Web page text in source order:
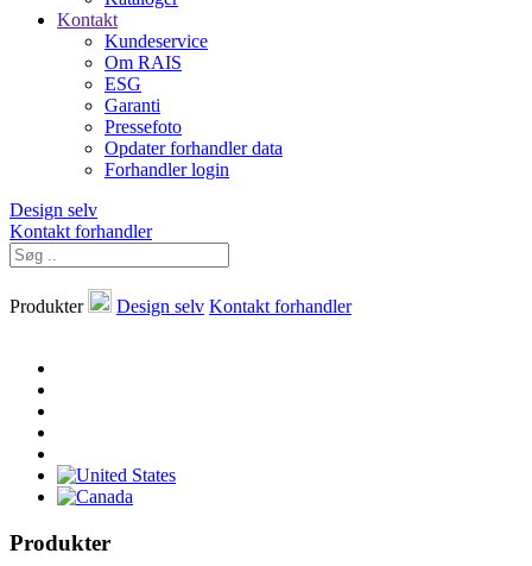
Kontakt
Kundeservice
Om RAIS
ESG
Garanti
Pressefoto
Opdater forhandler data
Forhandler login
Design selv
Kontakt forhandler
Produkter Design selv Kontakt forhandler
Produkter